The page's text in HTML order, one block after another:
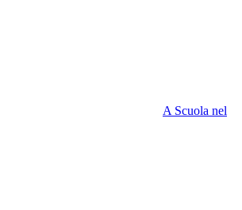
A Scuola nel